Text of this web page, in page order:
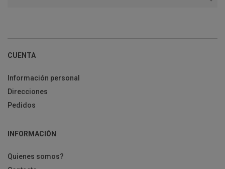
CUENTA
Información personal
Direcciones
Pedidos
INFORMACIÓN
Quienes somos?